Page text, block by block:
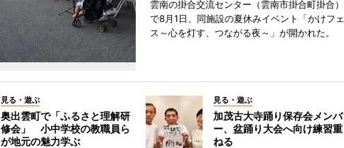
雲南の掛合交流センター（雲南市掛合町掛合）
で8月1日、同施設の夏休みイベント「かけフェ
ス～心を灯す、つながる夜～」が開かれた。
見る・遊ぶ
奥出雲町で「ふるさと理解研
修会」 小中学校の教職員ら
が地元の魅力学ぶ
見る・遊ぶ
加茂古大寺踊り保存会メンバ
ー、盆踊り大会へ向け練習重
ねる